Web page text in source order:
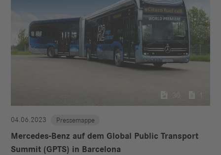
 30  1
04.06.2023 Pressemappe
Mercedes-Benz auf dem Global Public Transport
Summit (GPTS) in Barcelona